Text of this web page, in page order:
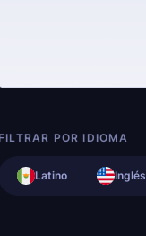
FILTRAR POR IDIOMA
Latino Inglés